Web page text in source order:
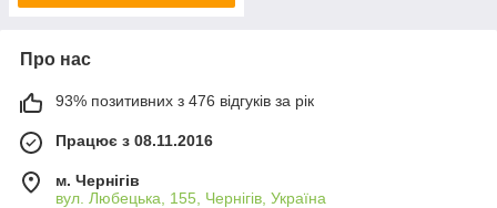
Про нас
93% позитивних з 476 відгуків за рік
Працює з 08.11.2016
м. Чернігів
вул. Любецька, 155, Чернігів, Україна